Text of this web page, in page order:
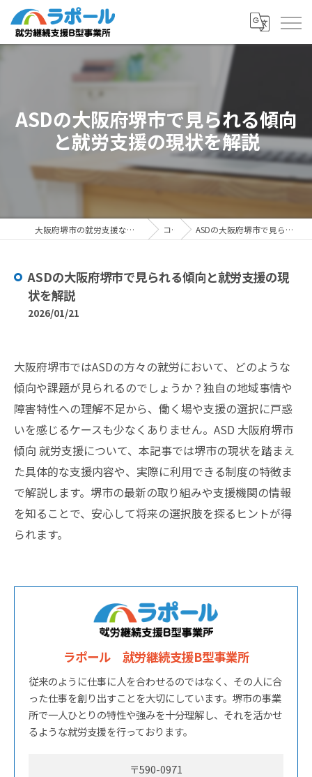
ASDの大阪府堺市で見られる傾向
と就労支援の現状を解説
大阪府堺市の就労支援ならラポール 就労継続支援B型事業所 コラム ASDの大阪府堺市で見られる傾向と就労支援の現状を解説
ASDの大阪府堺市で見られる傾向と就労支援の現
状を解説
2026/01/21
大阪府堺市ではASDの方々の就労において、どのような
傾向や課題が見られるのでしょうか？独自の地域事情や
障害特性への理解不足から、働く場や支援の選択に戸惑
いを感じるケースも少なくありません。ASD 大阪府堺市
傾向 就労支援について、本記事では堺市の現状を踏まえ
た具体的な支援内容や、実際に利用できる制度の特徴ま
で解説します。堺市の最新の取り組みや支援機関の情報
を知ることで、安心して将来の選択肢を探るヒントが得
られます。
ラポール 就労継続支援B型事業所
従来のように仕事に人を合わせるのではなく、その人に合
った仕事を創り出すことを大切にしています。堺市の事業
所で一人ひとりの特性や強みを十分理解し、それを活かせ
るような就労支援を行っております。
〒590-0971